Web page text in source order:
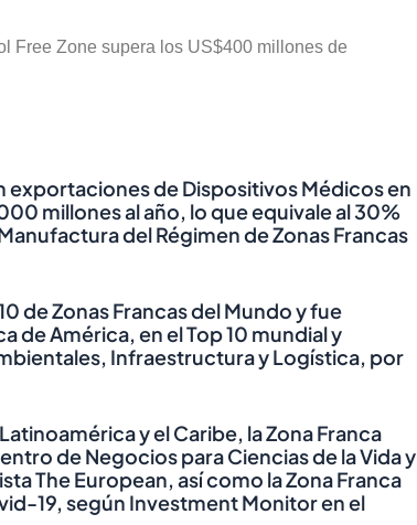
Free Zone supera los US$400 millones de
exportaciones de Dispositivos Médicos en
millones al año, lo que equivale al 30%
del Régimen de Zonas Francas
de Zonas Francas del Mundo y fue
de América, en el Top 10 mundial y
Infraestructura y Logística, por
y el Caribe, la Zona Franca
de Negocios para Ciencias de la Vida y
The European, así como la Zona Franca
19, según Investment Monitor en el